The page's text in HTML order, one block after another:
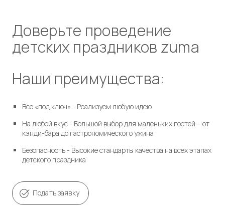
доверьте проведение
детских праздников zuma
наши преимущества:
Все «под ключ» - Реализуем любую идею
На любой вкус - Большой выбор для маленьких гостей – от
кэнди-бара до гастрономического ужина
Безопасность - Высокие стандарты качества на всех этапах
детского праздника
Подать заявку